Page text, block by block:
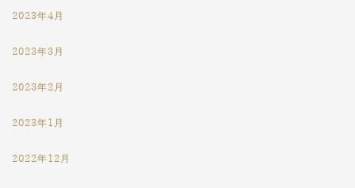
2023年4月
2023年3月
2023年2月
2023年1月
2022年12月